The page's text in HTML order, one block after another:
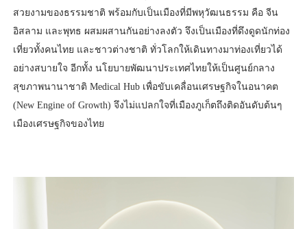
สวยงามของธรรมชาติ พร้อมกับเป็นเมืองที่มีพหุวัฒนธรรม คือ จีน
อิสลาม และพุทธ ผสมผสานกันอย่างลงตัว จึงเป็นเมืองที่ดึงดูดนักท่อง
เที่ยวทั้งคนไทย และชาวต่างชาติ ทั่วโลกให้เดินทางมาท่องเที่ยวได้
อย่างสบายใจ อีกทั้ง นโยบายพัฒนาประเทศไทยให้เป็นศูนย์กลาง
สุขภาพนานาชาติ Medical Hub เพื่อขับเคลื่อนเศรษฐกิจในอนาคต
(New Engine of Growth) จึงไม่แปลกใจที่เมืองภูเก็ตถึงติดอันดับต้นๆ
เมืองเศรษฐกิจของไทย